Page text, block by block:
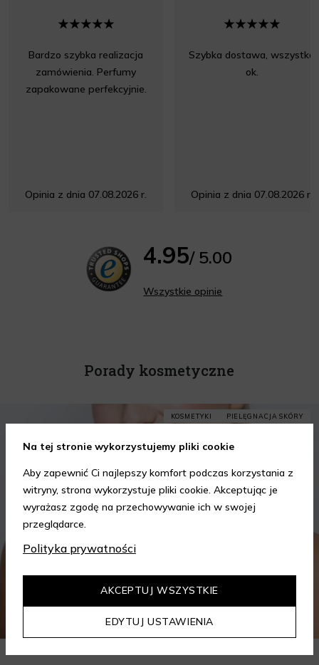
Bardzo szybka realizacja
zamówienia. Perfumy
zapakowane perfekcyjnie.
Opinia z dnia 07.08.2026 r.
Szybka dostawa, wszystko
ok.
Opinia z dnia 07.08.2026 r.
4.95/ 5.00
Wszystkie opinie
Porady kosmetyczne
KOSMETYKI PIELĘGNACJA SKÓRY
Na tej stronie wykorzystujemy pliki cookie
Aby zapewnić Ci najlepszy komfort podczas korzystania z
witryny, strona wykorzystuje pliki cookie. Akceptując je
wyrażasz zgodę na przechowywanie ich w swojej
przeglądarce.
Polityka prywatności
EDYTUJ USTAWIENIA
AKCEPTUJ WSZYSTKIE